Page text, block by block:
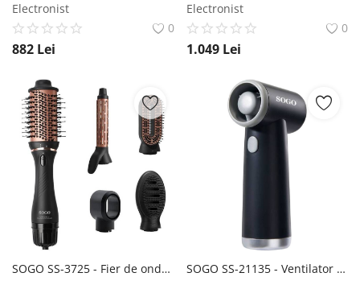
Electronist
0
882 Lei
Electronist
0
1.049 Lei
SOGO SS-3725 - Fier de ondulat SOGO
SOGO SS-21135 - Ventilator portabil SOGO